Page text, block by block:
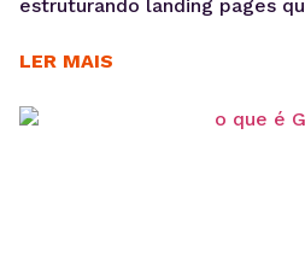
estruturando landing pages
sustentar campanhas com
com maior potencial para
LER MAIS